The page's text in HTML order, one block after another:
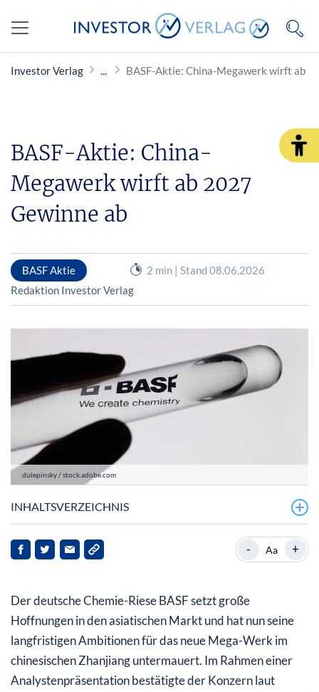
Investor Verlag BASF-Aktie: China-Megawerk wirft ab
BASF-Aktie: China-
Megawerk wirft ab 2027
Gewinne ab
BASF Aktie
2 min | Stand 08.06.2026
Redaktion Investor Verlag
dulepinsky / stock.adobe.com
INHALTSVERZEICHNIS
BASF hält an ehrgeizigen Zielen für Zhanjiang fest
- Aa +
Der deutsche Chemie-Riese BASF setzt große
Hoffnungen in den asiatischen Markt und hat nun seine
langfristigen Ambitionen für das neue Mega-Werk im
chinesischen Zhanjiang untermauert. Im Rahmen einer
Analystenpräsentation bestätigte der Konzern laut